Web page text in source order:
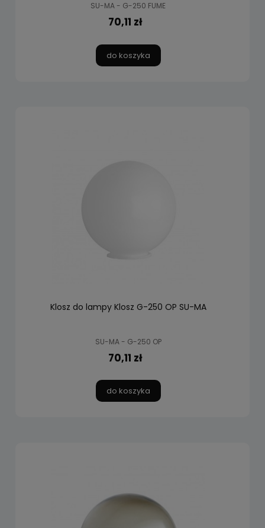
SU-MA - G-250 FUME
70,11 zł
do koszyka
Klosz do lampy Klosz G-250 OP SU-MA
SU-MA - G-250 OP
70,11 zł
do koszyka